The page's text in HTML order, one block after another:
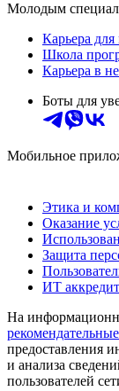
Молодым
Карьера
Школа
Карьера в
Боты для
Мобильное
Этика и
Оказание
Защита
ИТ
На
предоставления
и анализа
пользователей